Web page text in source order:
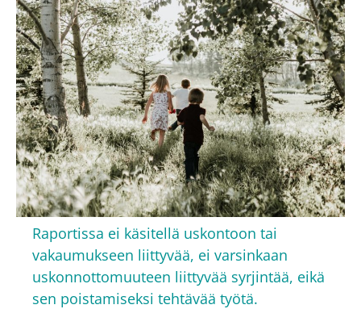
Raportissa ei käsitellä uskontoon tai
vakaumukseen liittyvää, ei varsinkaan
uskonnottomuuteen liittyvää syrjintää, eikä
sen poistamiseksi tehtävää työtä.